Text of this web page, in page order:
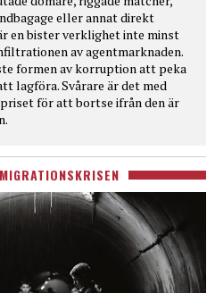
eller annat direkt
en bister verklighet inte minst
av agentmarknaden.
formen av korruption att peka
lagföra. Svårare är det med
för att bortse ifrån den är